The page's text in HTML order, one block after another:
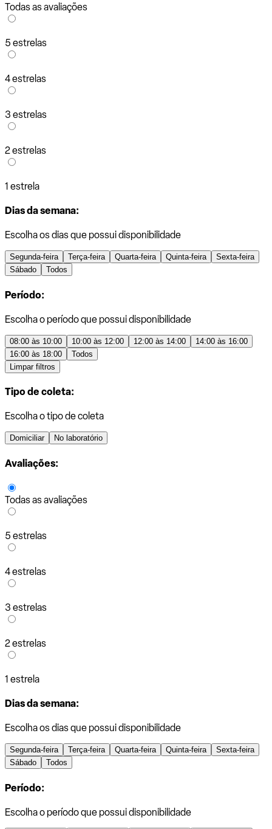
Todas as avaliações
5 estrelas
4 estrelas
3 estrelas
2 estrelas
1 estrela
Dias da semana:
Escolha os dias que possui disponibilidade
Segunda-feira Terça-feira Quarta-feira Quinta-feira
Sexta-feira
Sábado
Todos
Período:
Escolha o período que possui disponibilidade
08:00 às 10:00 10:00 às 12:00 12:00 às 14:00
14:00 às 16:00
16:00 às 18:00
Todos
Limpar filtros
Tipo de coleta:
Escolha o tipo de coleta
Domiciliar No laboratório
Avaliações:
Todas as avaliações
5 estrelas
4 estrelas
3 estrelas
2 estrelas
1 estrela
Dias da semana:
Escolha os dias que possui disponibilidade
Segunda-feira Terça-feira Quarta-feira Quinta-feira
Sexta-feira
Sábado
Todos
Período:
Escolha o período que possui disponibilidade